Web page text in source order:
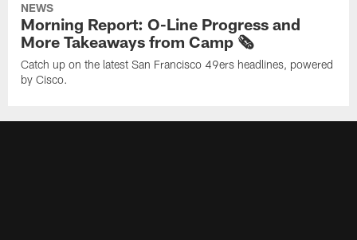
NEWS
Morning Report: O-Line Progress and
More Takeaways from Camp 🗞️
Catch up on the latest San Francisco 49ers headlines, powered
by Cisco.